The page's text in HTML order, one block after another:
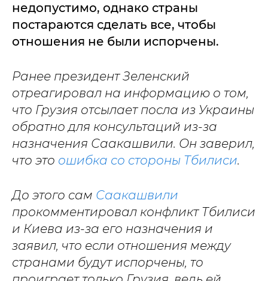
недопустимо, однако страны
постараются сделать все, чтобы
отношения не были испорчены.
Ранее президент Зеленский
отреагировал на информацию о том,
что Грузия отсылает посла из Украины
обратно для консультаций из-за
назначения Саакашвили. Он заверил,
что это ошибка со стороны Тбилиси.
До этого сам Саакашвили
прокомментировал конфликт Тбилиси
и Киева из-за его назначения и
заявил, что если отношения между
странами будут испорчены, то